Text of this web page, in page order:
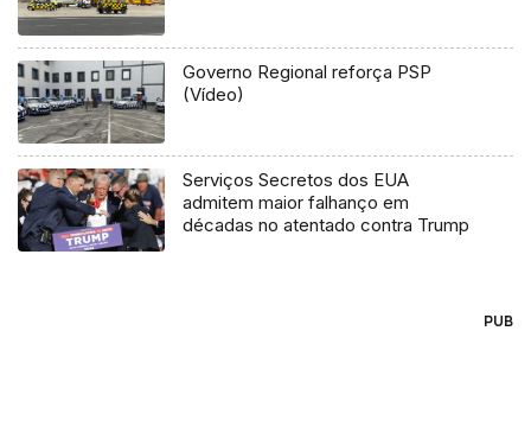
Governo Regional reforça PSP
(Vídeo)
Serviços Secretos dos EUA
admitem maior falhanço em
décadas no atentado contra Trump
PUB